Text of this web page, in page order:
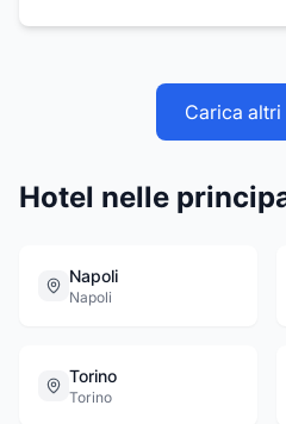
a pochi passi di
allontanare troppo
Carica
Hotel nelle
Napoli
Napoli
Torino
Torino